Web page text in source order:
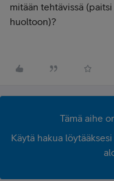
mitään tehtävissä
huoltoon)?
Tämä aihe
Käytä hakua